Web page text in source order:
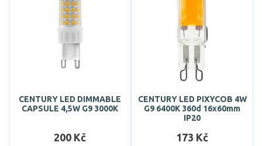
CENTURY LED DIMMABLE
CAPSULE 4,5W G9 3000K
200 Kč
CENTURY LED PIXYCOB 4W
G9 6400K 360d 16x60mm
IP20
173 Kč